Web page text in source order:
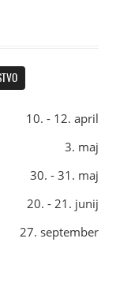
10. - 12. april
3. maj
30. - 31. maj
20. - 21. junij
27. september